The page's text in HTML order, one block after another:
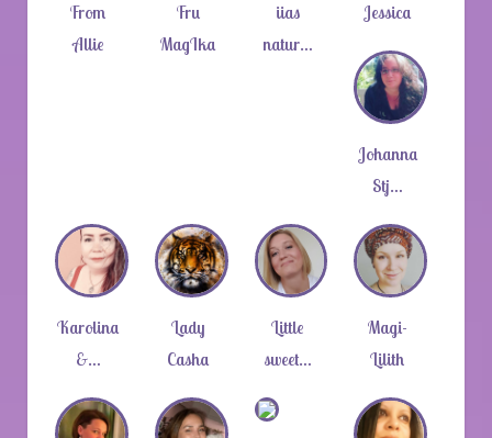
From
Allie
Fru
MagIka
iias
natur…
Jessica
Johanna
Stj…
Karolina
&…
Lady
Casha
Little
sweet…
Magi-
Lilith